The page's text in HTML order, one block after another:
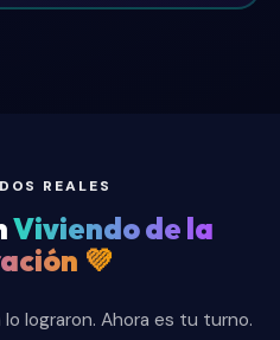
REALES
Viviendo de la
💜
lograron. Ahora es tu turno.